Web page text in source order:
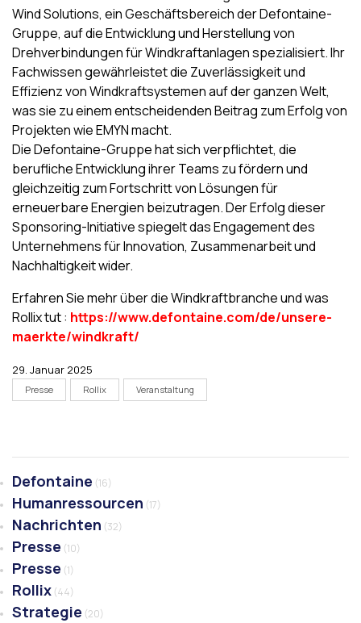
Wind Solutions, ein Geschäftsbereich der Defontaine-
Gruppe, auf die Entwicklung und Herstellung von
Drehverbindungen für Windkraftanlagen spezialisiert. Ihr
Fachwissen gewährleistet die Zuverlässigkeit und
Effizienz von Windkraftsystemen auf der ganzen Welt,
was sie zu einem entscheidenden Beitrag zum Erfolg von
Projekten wie EMYN macht.
Die Defontaine-Gruppe hat sich verpflichtet, die
berufliche Entwicklung ihrer Teams zu fördern und
gleichzeitig zum Fortschritt von Lösungen für
erneuerbare Energien beizutragen. Der Erfolg dieser
Sponsoring-Initiative spiegelt das Engagement des
Unternehmens für Innovation, Zusammenarbeit und
Nachhaltigkeit wider.
Erfahren Sie mehr über die Windkraftbranche und was
Rollix tut : https://www.defontaine.com/de/unsere-
maerkte/windkraft/
29. Januar 2025
Presse Rollix Veranstaltung
Defontaine (16)
Humanressourcen (17)
Nachrichten (32)
Presse (10)
Presse (1)
Rollix (44)
Strategie (20)